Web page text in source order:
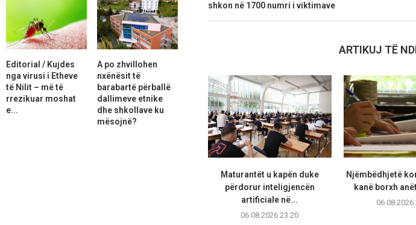
shkon në 1700 numri i viktimave
ARTIKUJ TË
Maturantët u kapën duke
përdorur inteligjencën
artificiale në...
06.08.2026 23:20
Njëmbëdhjetë
kanë borxh
06.08.2026
Editorial / Kujdes
nga virusi i Etheve
të Nilit – më të
rrezikuar moshat
e...
A po zhvillohen
nxënësit të
barabartë përballë
dallimeve etnike
dhe shkollave ku
mësojnë?